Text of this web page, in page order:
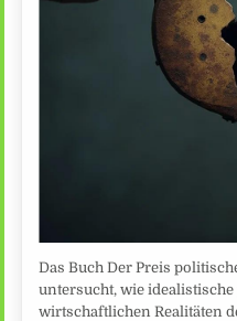
Das Buch Der Preis
untersucht, wie
wirtschaftlichen Realitäten